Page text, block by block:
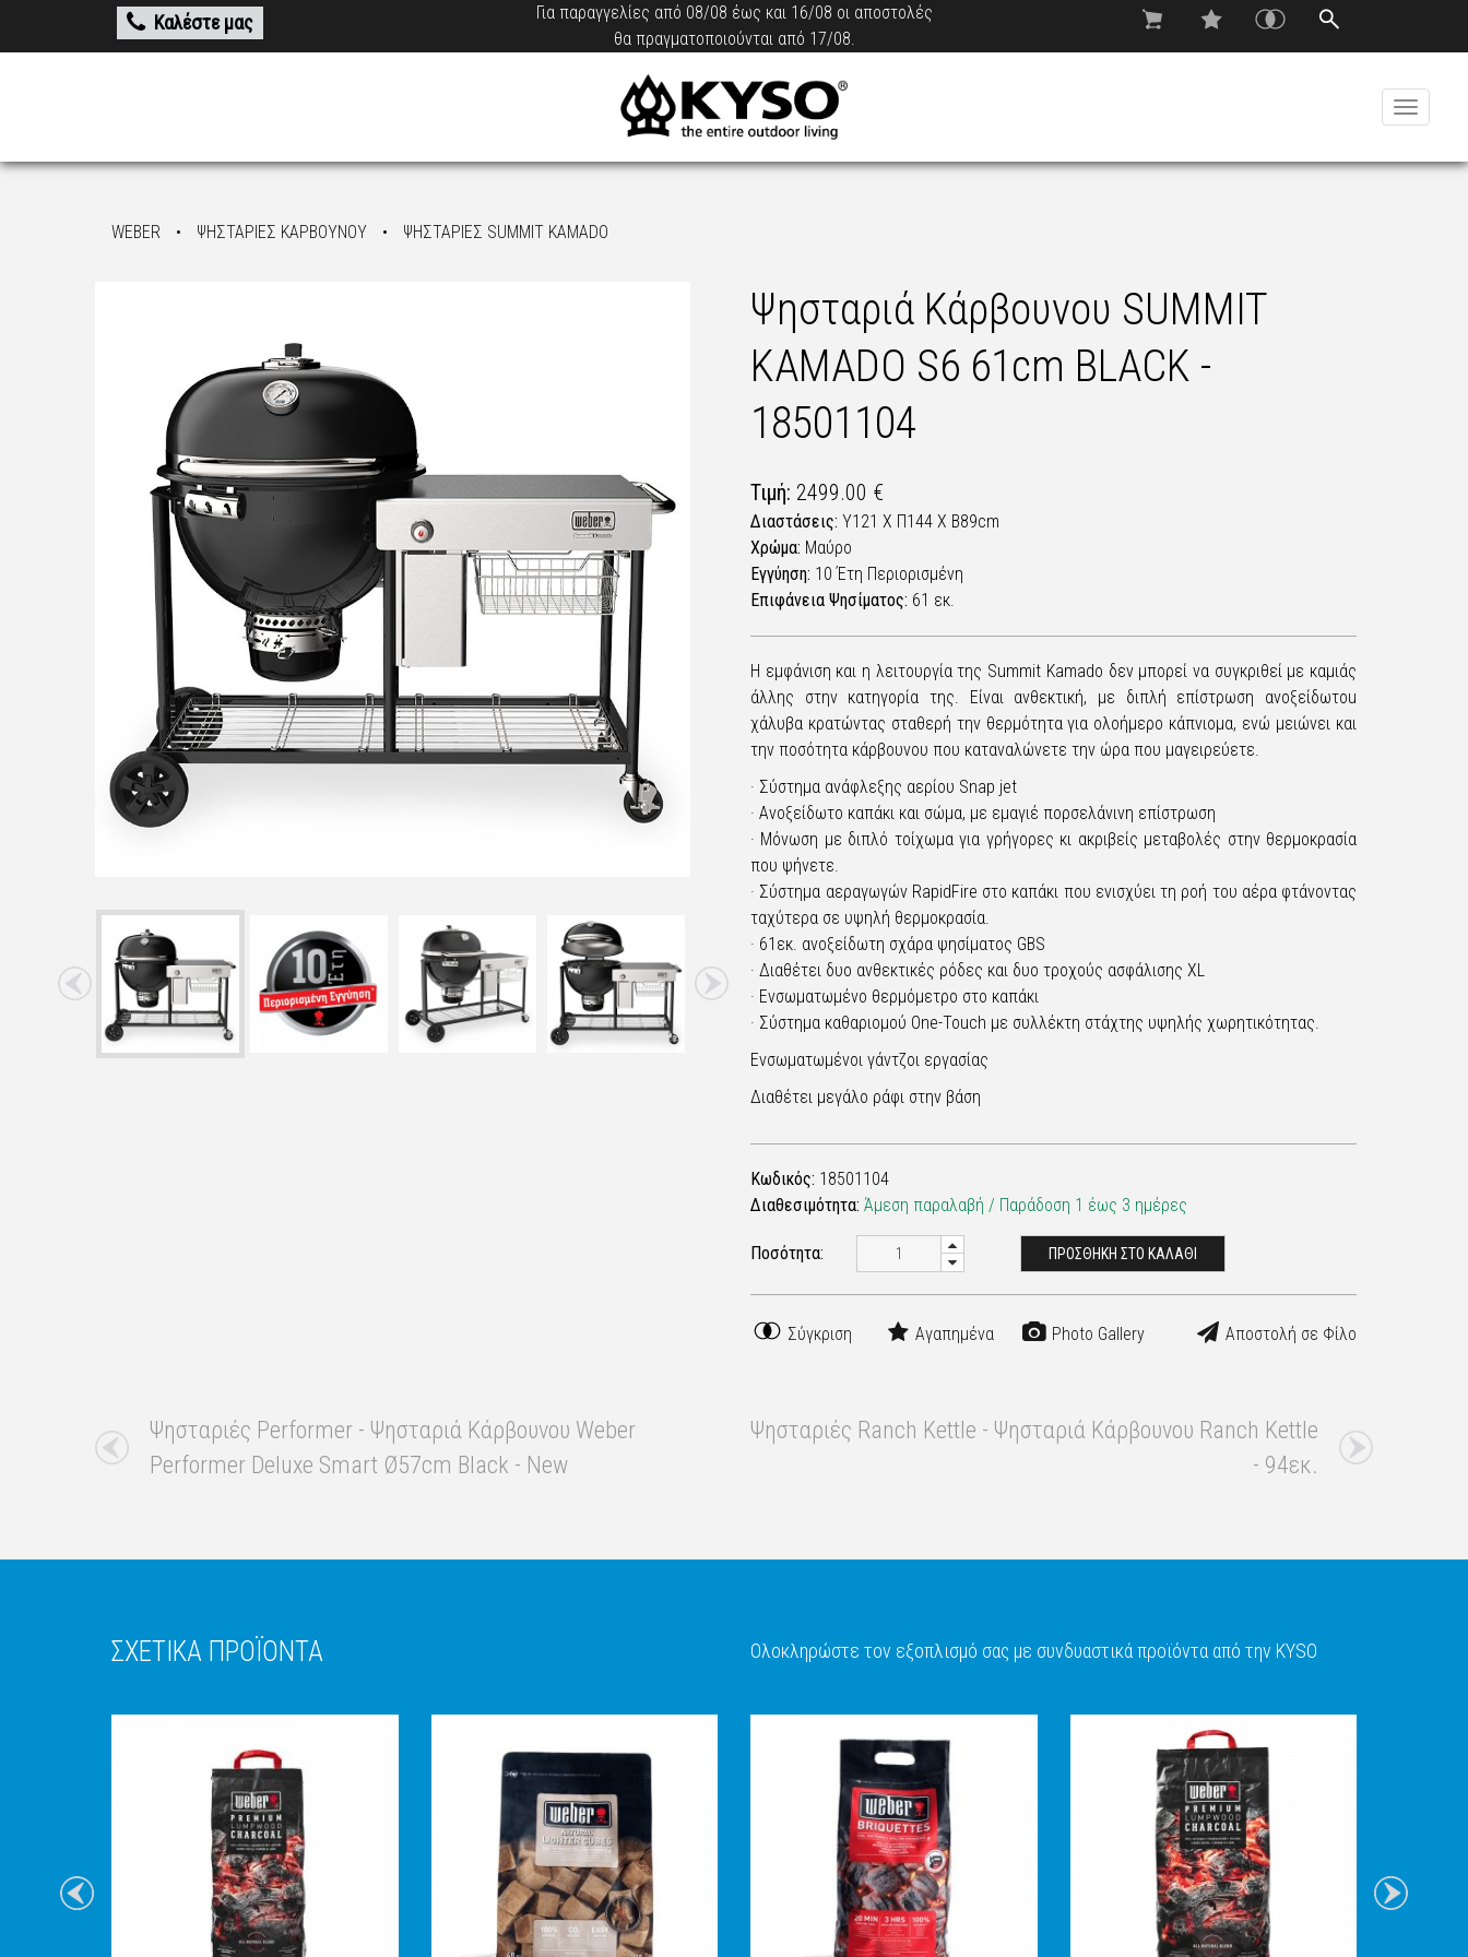
Καλέστε μας
Για παραγγελίες από 08/08 έως και 16/08 οι αποστολές
θα πραγματοποιούνται από 17/08.
Toggle
WEBER • ΨΗΣΤΑΡΙΕΣ ΚΑΡΒΟΥΝΟΥ • ΨΗΣΤΑΡΙΕΣ SUMMIT KAMADO
Ψησταριά Κάρβουνου SUMMIT
KAMADO S6 61cm BLACK -
18501104
Τιμή: 2499.00 €
Διαστάσεις: Υ121 X Π144 X Β89cm
Χρώμα: Μαύρο
Εγγύηση: 10 Έτη Περιορισμένη
Επιφάνεια Ψησίματος: 61 εκ.
Η εμφάνιση και η λειτουργία της Summit Kamado δεν μπορεί να συγκριθεί με καμιάς
άλλης στην κατηγορία της. Είναι ανθεκτική, με διπλή επίστρωση ανοξείδωτοu
χάλυβα κρατώντας σταθερή την θερμότητα για ολοήμερο κάπνιομα, ενώ μειώνει και
την ποσότητα κάρβουνου που καταναλώνετε την ώρα που μαγειρεύετε.
· Σύστημα ανάφλεξης αερίου Snap jet
· Ανοξείδωτο καπάκι και σώμα, με εμαγιέ πορσελάνινη επίστρωση
· Μόνωση με διπλό τοίχωμα για γρήγορες κι ακριβείς μεταβολές στην θερμοκρασία
που ψήνετε.
· Σύστημα αεραγωγών RapidFire στο καπάκι που ενισχύει τη ροή του αέρα φτάνοντας
ταχύτερα σε υψηλή θερμοκρασία.
· 61εκ. ανοξείδωτη σχάρα ψησίματος GBS
· Διαθέτει δυο ανθεκτικές ρόδες και δυο τροχούς ασφάλισης XL
· Ενσωματωμένο θερμόμετρο στο καπάκι
· Σύστημα καθαριομού One-Touch με συλλέκτη στάχτης υψηλής χωρητικότητας.
Ενσωματωμένοι γάντζοι εργασίας
Διαθέτει μεγάλο ράφι στην βάση
Κωδικός: 18501104
Διαθεσιμότητα: Άμεση παραλαβή / Παράδoση 1 έως 3 ημέρες
Ποσότητα: ΠΡΟΣΘΗΚΗ ΣΤΟ ΚΑΛΑΘΙ
Σύγκριση Αγαπημένα Photo Gallery Αποστολή σε Φίλο
Ψησταριές Performer - Ψησταριά Κάρβουνου Weber
Performer Deluxe Smart Ø57cm Black - New
Ψησταριές Ranch Kettle - Ψησταριά Κάρβουνου Ranch Kettle
- 94εκ.
ΣΧΕΤΙΚΑ ΠΡΟΪΟΝΤΑ Ολοκληρώστε τον εξοπλισμό σας με συνδυαστικά προϊόντα από την KYSO